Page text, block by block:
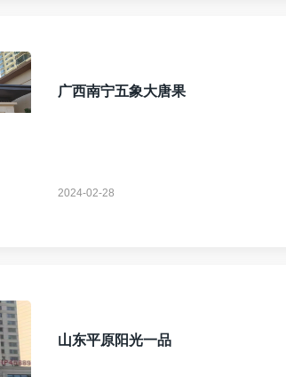
广西南宁五象大唐果
2024-02-28
山东平原阳光一品